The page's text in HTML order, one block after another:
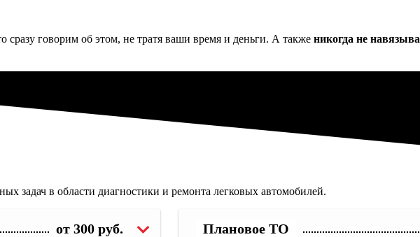
говорим об этом, не тратя ваши время и деньги. А также никогда не
задач в области диагностики и ремонта легковых автомобилей.
от 300 руб. Плановое ТО